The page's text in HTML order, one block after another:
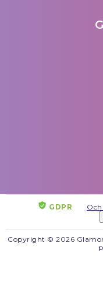
GDPR
Copyright © 2026